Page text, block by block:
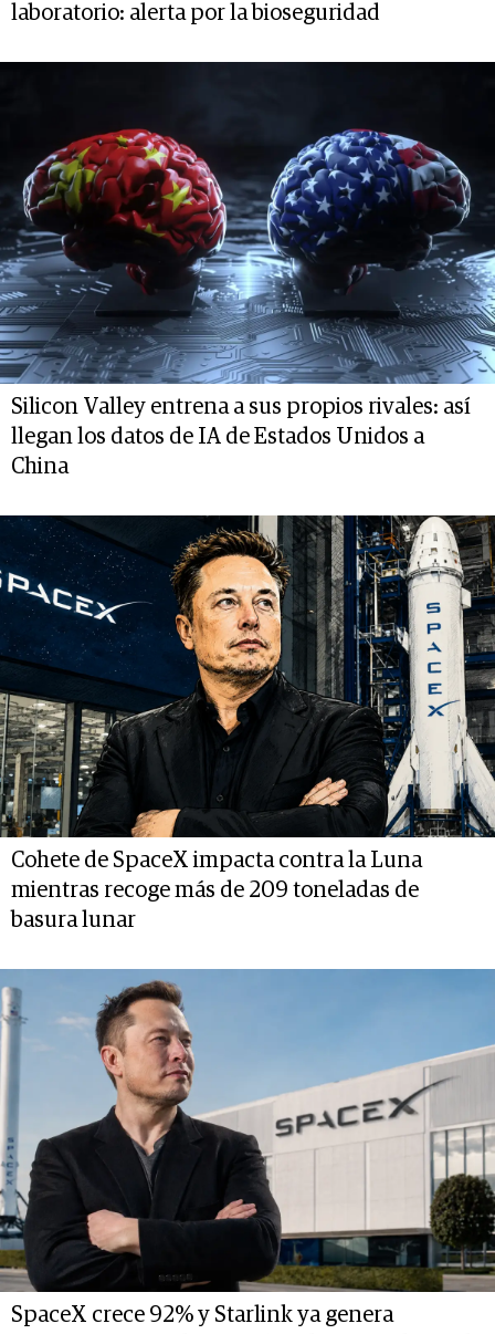
laboratorio: alerta por la bioseguridad
Silicon Valley entrena a sus propios rivales: así
llegan los datos de IA de Estados Unidos a
China
Cohete de SpaceX impacta contra la Luna
mientras recoge más de 209 toneladas de
basura lunar
SpaceX crece 92% y Starlink ya genera